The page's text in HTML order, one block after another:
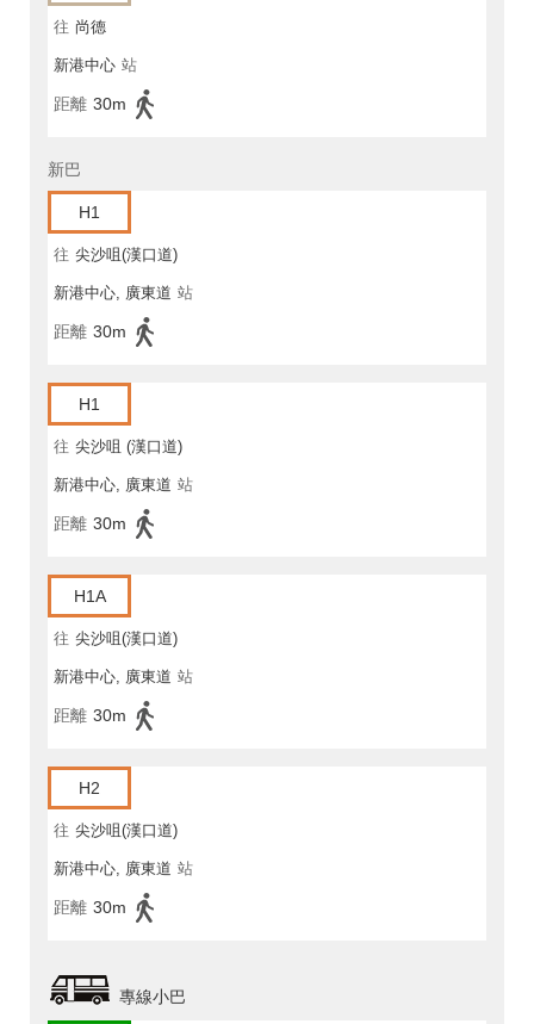
往 尚德
新港中心 站
距離 30m
新巴
H1
往 尖沙咀(漢口道)
新港中心, 廣東道 站
距離 30m
H1
往 尖沙咀 (漢口道)
新港中心, 廣東道 站
距離 30m
H1A
往 尖沙咀(漢口道)
新港中心, 廣東道 站
距離 30m
H2
往 尖沙咀(漢口道)
新港中心, 廣東道 站
距離 30m
專線小巴